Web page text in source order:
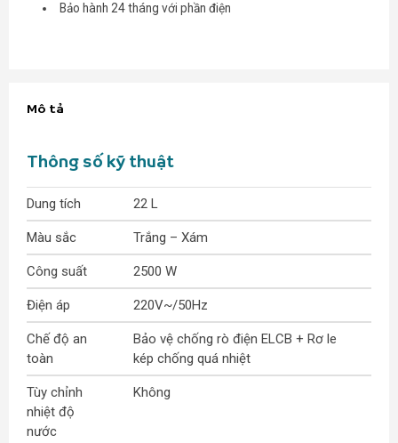
Bảo hành 24 tháng với phần điện
Mô tả
Thông số kỹ thuật
Dung tích 22 L
Màu sắc Trắng – Xám
Công suất 2500 W
Điện áp 220V~/50Hz
Chế độ an
toàn
Bảo vệ chống rò điện ELCB + Rơ le
kép chống quá nhiệt
Tùy chỉnh
nhiệt độ
nước
Không